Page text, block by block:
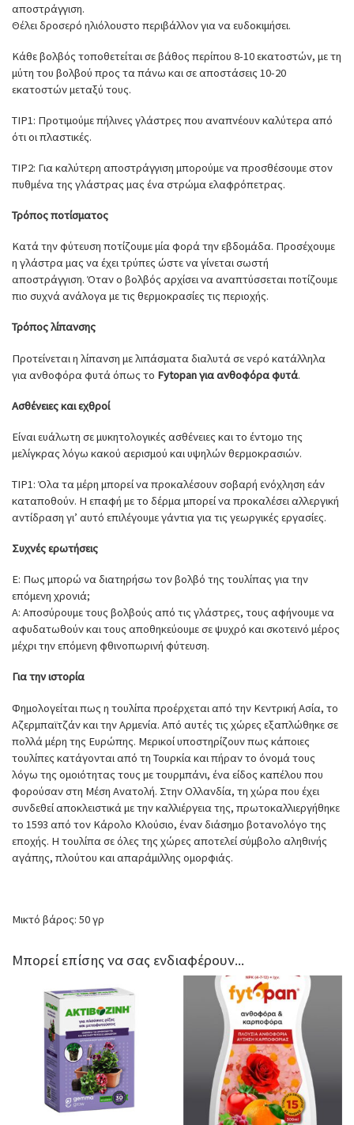
αποστράγγιση.
Θέλει δροσερό ηλιόλουστο περιβάλλον για να ευδοκιμήσει.
Κάθε βολβός τοποθετείται σε βάθος περίπου 8-10 εκατοστών, με τη
μύτη του βολβού προς τα πάνω και σε αποστάσεις 10-20
εκατοστών μεταξύ τους.
TIP1: Προτιμούμε πήλινες γλάστρες που αναπνέουν καλύτερα από
ότι οι πλαστικές.
TIP2: Για καλύτερη αποστράγγιση μπορούμε να προσθέσουμε στον
πυθμένα της γλάστρας μας ένα στρώμα ελαφρόπετρας.
Τρόπος ποτίσματος
Κατά την φύτευση ποτίζουμε μία φορά την εβδομάδα. Προσέχουμε
η γλάστρα μας να έχει τρύπες ώστε να γίνεται σωστή
αποστράγγιση. Όταν ο βολβός αρχίσει να αναπτύσσεται ποτίζουμε
πιο συχνά ανάλογα με τις θερμοκρασίες τις περιοχής.
Τρόπος λίπανσης
Προτείνεται η λίπανση με λιπάσματα διαλυτά σε νερό κατάλληλα
για ανθοφόρα φυτά όπως το Fytopan για ανθοφόρα φυτά.
Ασθένειες και εχθροί
Είναι ευάλωτη σε μυκητολογικές ασθένειες και το έντομο της
μελίγκρας λόγω κακού αερισμού και υψηλών θερμοκρασιών.
TIP1: Όλα τα μέρη μπορεί να προκαλέσουν σοβαρή ενόχληση εάν
καταποθούν. Η επαφή με το δέρμα μπορεί να προκαλέσει αλλεργική
αντίδραση γι’ αυτό επιλέγουμε γάντια για τις γεωργικές εργασίες.
Συχνές ερωτήσεις
Ε: Πως μπορώ να διατηρήσω τον βολβό της τουλίπας για την
επόμενη χρονιά;
Α: Αποσύρουμε τους βολβούς από τις γλάστρες, τους αφήνουμε να
αφυδατωθούν και τους αποθηκεύουμε σε ψυχρό και σκοτεινό μέρος
μέχρι την επόμενη φθινοπωρινή φύτευση.
Για την ιστορία
Φημολογείται πως η τουλίπα προέρχεται από την Κεντρική Ασία, το
Αζερμπαϊτζάν και την Αρμενία. Από αυτές τις χώρες εξαπλώθηκε σε
πολλά μέρη της Ευρώπης. Μερικοί υποστηρίζουν πως κάποιες
τουλίπες κατάγονται από τη Τουρκία και πήραν το όνομά τους
λόγω της ομοιότητας τους με τουρμπάνι, ένα είδος καπέλου που
φορούσαν στη Μέση Ανατολή. Στην Ολλανδία, τη χώρα που έχει
συνδεθεί αποκλειστικά με την καλλιέργεια της, πρωτοκαλλιεργήθηκε
το 1593 από τον Κάρολο Κλούσιο, έναν διάσημο βοτανολόγο της
εποχής. Η τουλίπα σε όλες της χώρες αποτελεί σύμβολο αληθινής
αγάπης, πλούτου και απαράμιλλης ομορφιάς.
Μικτό βάρος: 50 γρ
Μπορεί επίσης να σας ενδιαφέρουν...